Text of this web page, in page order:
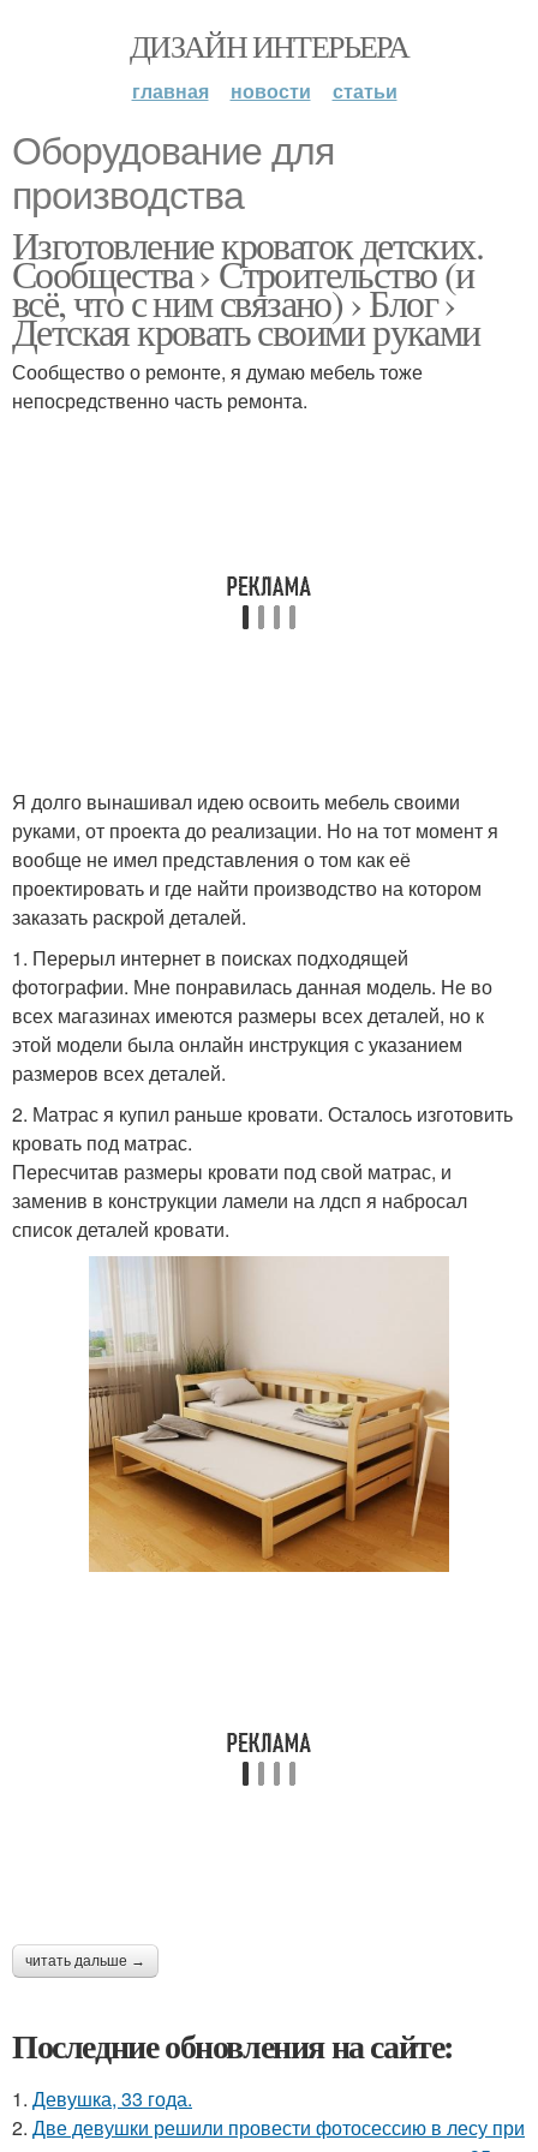
ДИЗАЙН ИНТЕРЬЕРА
главная новости статьи
Оборудование для
производства
Изготовление кроваток детских.
Сообщества › Строительство (и
всё, что с ним связано) › Блог ›
Детская кровать своими руками
Сообщество о ремонте, я думаю мебель тоже
непосредственно часть ремонта.
Я долго вынашивал идею освоить мебель своими
руками, от проекта до реализации. Но на тот момент я
вообще не имел представления о том как её
проектировать и где найти производство на котором
заказать раскрой деталей.
1. Перерыл интернет в поисках подходящей
фотографии. Мне понравилась данная модель. Не во
всех магазинах имеются размеры всех деталей, но к
этой модели была онлайн инструкция с указанием
размеров всех деталей.
2. Матрас я купил раньше кровати. Осталось изготовить
кровать под матрас.
Пересчитав размеры кровати под свой матрас, и
заменив в конструкции ламели на лдсп я набросал
список деталей кровати.
читать дальше →
Последние обновления на сайте:
1. Девушка, 33 года.
2. Две девушки решили провести фотосессию в лесу при